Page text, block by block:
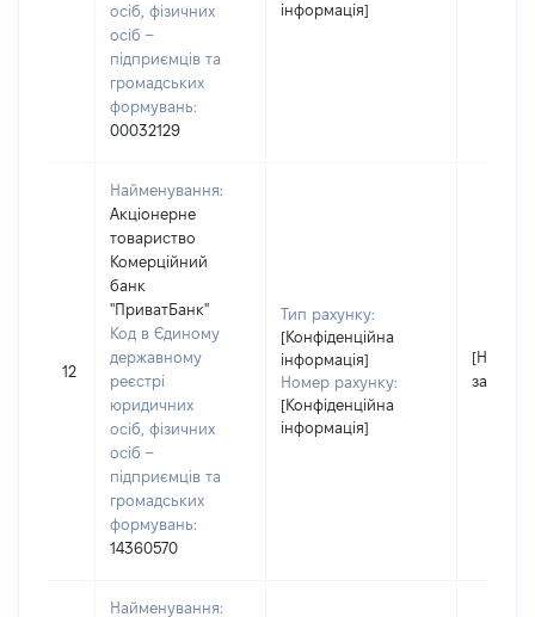
осіб, фізичних
осіб –
підприємців та
громадських
формувань:
00032129
інформація]
12
Найменування:
Акціонерне
товариство
Комерційний
банк
"ПриватБанк"
Код в Єдиному
державному
реєстрі
юридичних
осіб, фізичних
осіб –
підприємців та
громадських
формувань:
14360570
Тип рахунку:
[Конфіденційна
інформація]
Номер рахунку:
[Конфіденційна
інформація]
[Не
Найменування: